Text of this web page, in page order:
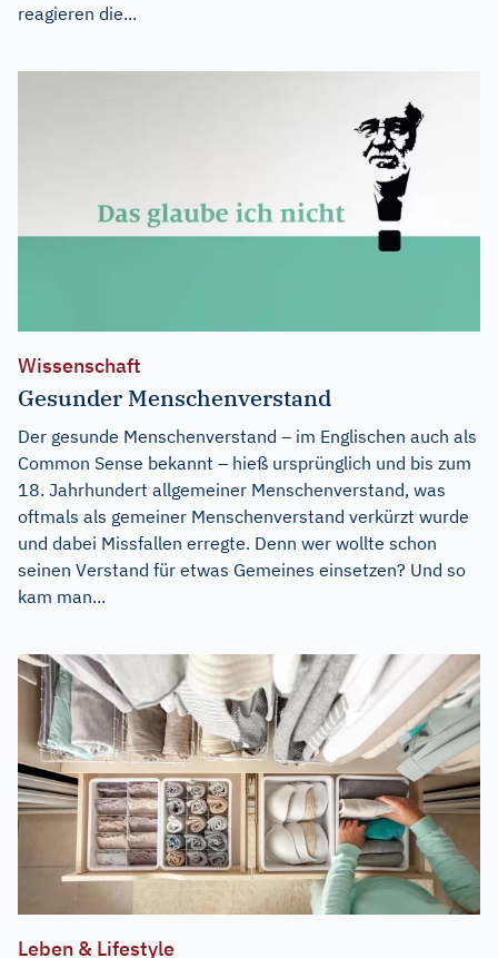
reagieren die...
Wissenschaft
Gesunder Menschenverstand
Der gesunde Menschenverstand – im Englischen auch als
Common Sense bekannt – hieß ursprünglich und bis zum
18. Jahrhundert allgemeiner Menschenverstand, was
oftmals als gemeiner Menschenverstand verkürzt wurde
und dabei Missfallen erregte. Denn wer wollte schon
seinen Verstand für etwas Gemeines einsetzen? Und so
kam man...
Leben & Lifestyle